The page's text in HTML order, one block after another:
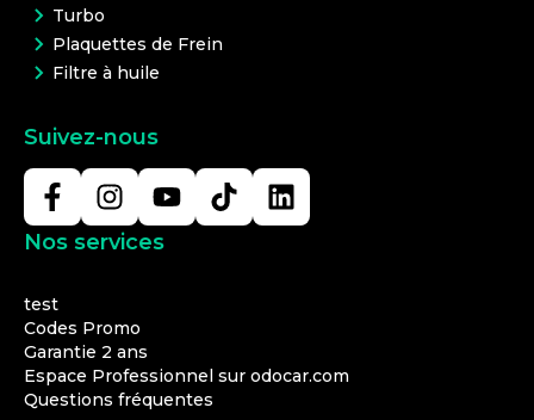
Turbo
Plaquettes de Frein
Filtre à huile
Suivez-nous
Nos services
test
Codes Promo
Garantie 2 ans
Espace Professionnel sur odocar.com
Questions fréquentes